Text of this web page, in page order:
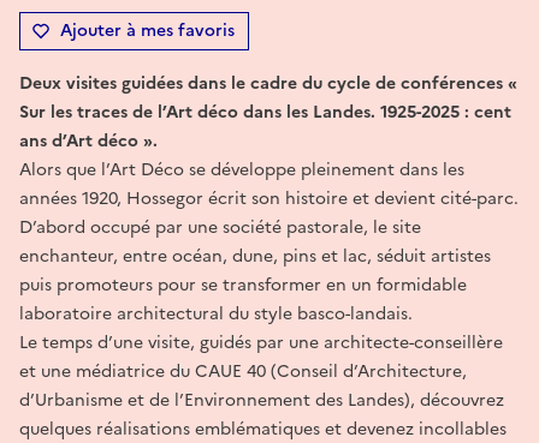
Ajouter à mes favoris
Deux visites guidées dans le cadre du cycle de conférences «
Sur les traces de l’Art déco dans les Landes. 1925-2025 : cent
ans d’Art déco ».
Alors que l’Art Déco se développe pleinement dans les
années 1920, Hossegor écrit son histoire et devient cité-parc.
D’abord occupé par une société pastorale, le site
enchanteur, entre océan, dune, pins et lac, séduit artistes
puis promoteurs pour se transformer en un formidable
laboratoire architectural du style basco-landais.
Le temps d’une visite, guidés par une architecte-conseillère
et une médiatrice du CAUE 40 (Conseil d’Architecture,
d’Urbanisme et de l’Environnement des Landes), découvrez
quelques réalisations emblématiques et devenez incollables